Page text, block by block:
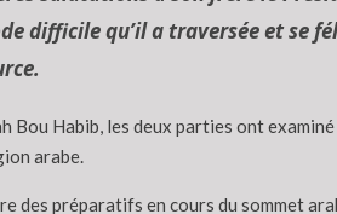
difficile qu’il a traversée et se
Habib, les deux parties ont
arabe.
des préparatifs en cours du sommet